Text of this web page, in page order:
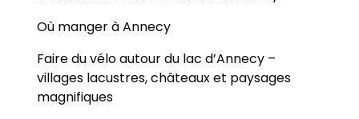
Où manger à Annecy
Faire du vélo autour du lac d’Annecy –
villages lacustres, châteaux et paysages
magnifiques